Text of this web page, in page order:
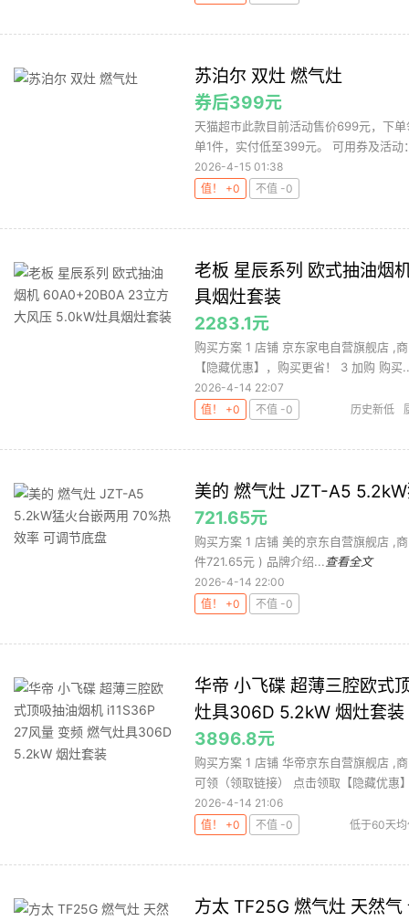
苏泊尔 双灶 燃气灶
券后399元
天猫超市此款目前活动售价699元，下
单1件，实付低至399元。 可用券及活动
2026-4-15 01:38
值！ +0
不值 -0
老板 星辰系列 欧式抽油烟
具烟灶套装
2283.1元
购买方案 1 店铺 京东家电自营旗舰店 ,
【隐藏优惠】，购买更省！ 3 加购 购买
2026-4-14 22:07
值！ +0
不值 -0 历史新低
美的 燃气灶 JZT-A5
721.65元
购买方案 1 店铺 美的京东自营旗舰店 ,
件721.65元 ) 品牌介绍... 查看全文
2026-4-14 22:00
值！ +0
不值 -0
华帝 小飞碟 超薄三腔欧式
灶具306D 5.2kW 烟灶套装
3896.8元
购买方案 1 店铺 华帝京东自营旗舰店 ,
可领（领取链接） 点击领取【隐藏优惠
2026-4-14 21:06
值！ +0
不值 -0
低于60天
方太 TF25G 燃气灶 天然